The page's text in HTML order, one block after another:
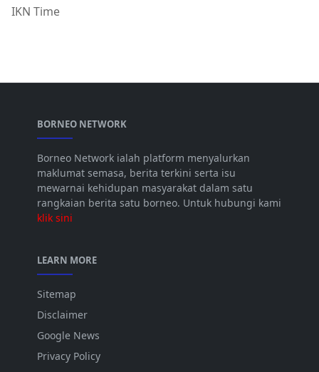
IKN Time
BORNEO NETWORK
Borneo Network ialah platform menyalurkan
maklumat semasa, berita terkini serta isu
mewarnai kehidupan masyarakat dalam satu
rangkaian berita satu borneo. Untuk hubungi kami
klik sini
LEARN MORE
Sitemap
Disclaimer
Google News
Privacy Policy